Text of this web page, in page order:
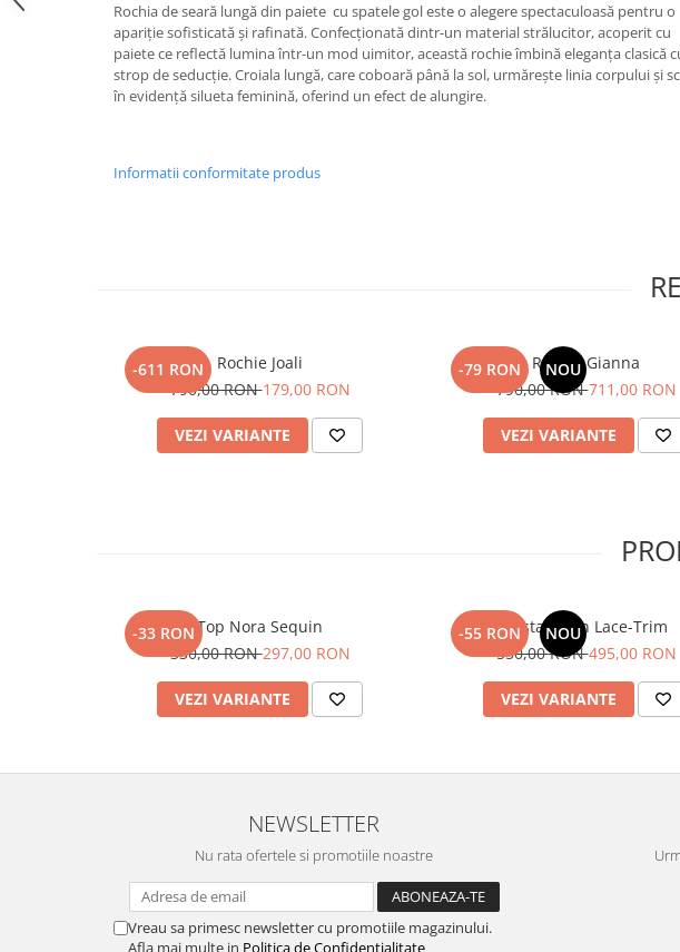
Rochia de seară lungă din paiete cu spatele gol este o alegere spectaculoasă pentru o
apariție sofisticată și rafinată. Confecționată dintr-un material strălucitor, acoperit cu
paiete ce reflectă lumina într-un mod uimitor, această rochie îmbină eleganța clasică
strop de seducție. Croiala lungă, care coboară până la sol, urmărește linia corpului și
în evidență silueta feminină, oferind un efect de alungire.
Informatii conformitate produs
-611 RON
Rochie Joali
790,00 RON179,00 RON
VEZI VARIANTE
-79 RON NOU
Rochie Gianna
790,00 RON711,00 RON
VEZI VARIANTE
-33 RONTop Nora Sequin
330,00 RON297,00 RON
VEZI VARIANTE
-55 RON NOU
Fusta Linen Lace-Trim
550,00 RON495,00 RON
VEZI VARIANTE
NEWSLETTER
Nu rata ofertele si promotiile noastre
Vreau sa primesc newsletter cu promotiile magazinului.
Afla mai multe in Politica de Confidentialitate